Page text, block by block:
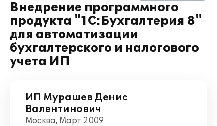
Внедрение программного
продукта "1С:Бухгалтерия 8"
для автоматизации
бухгалтерского и налогового
учета ИП
ИП Мурашев Денис
Валентинович
Москва, Март 2009